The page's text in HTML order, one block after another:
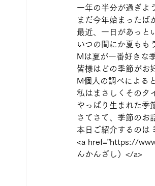
一年の半分が過ぎよ
まだ今年始まったば
最近、一日があっと
いつの間にか夏もも
Mは夏が一番好きな
皆様はどの季節がお
M個人の調べによる
私はまさしくそのタ
やっぱり生まれた季
さてさて、季節のお
本日ご紹介するのは
<a href=”https://
んかんざし）</a>